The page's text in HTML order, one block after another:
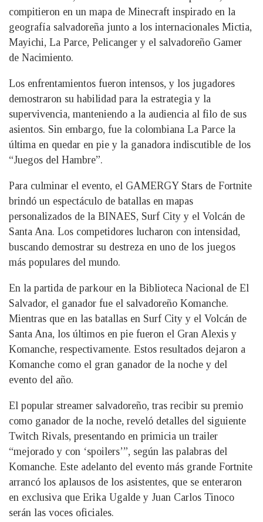
compitieron en un mapa de Minecraft inspirado en la
geografía salvadoreña junto a los internacionales Mictia,
Mayichi, La Parce, Pelicanger y el salvadoreño Gamer
de Nacimiento.
Los enfrentamientos fueron intensos, y los jugadores
demostraron su habilidad para la estrategia y la
supervivencia, manteniendo a la audiencia al filo de sus
asientos. Sin embargo, fue la colombiana La Parce la
última en quedar en pie y la ganadora indiscutible de los
“Juegos del Hambre”.
Para culminar el evento, el GAMERGY Stars de Fortnite
brindó un espectáculo de batallas en mapas
personalizados de la BINAES, Surf City y el Volcán de
Santa Ana. Los competidores lucharon con intensidad,
buscando demostrar su destreza en uno de los juegos
más populares del mundo.
En la partida de parkour en la Biblioteca Nacional de El
Salvador, el ganador fue el salvadoreño Komanche.
Mientras que en las batallas en Surf City y el Volcán de
Santa Ana, los últimos en pie fueron el Gran Alexis y
Komanche, respectivamente. Estos resultados dejaron a
Komanche como el gran ganador de la noche y del
evento del año.
El popular streamer salvadoreño, tras recibir su premio
como ganador de la noche, reveló detalles del siguiente
Twitch Rivals, presentando en primicia un trailer
“mejorado y con ‘spoilers’”, según las palabras del
Komanche. Este adelanto del evento más grande Fortnite
arrancó los aplausos de los asistentes, que se enteraron
en exclusiva que Erika Ugalde y Juan Carlos Tinoco
serán las voces oficiales.